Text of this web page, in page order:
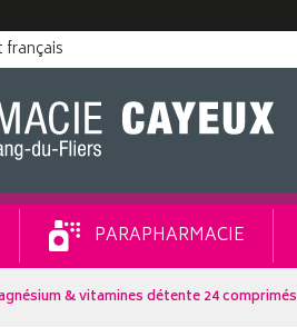
français
PARAPHARMACIE
& vitamines détente 24 comprimés